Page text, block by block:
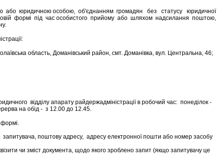
юридичною особою, об'єднанням громадян без статусу юридичної
формі під час особистого прийому або шляхом надсилання поштою,
область, Доманівський район, смт. Доманівка, вул. Центральна, 46;
відділу апарату райдержадміністрації в робочий час: понеділок -
на обід - з 12.00 до 12.45.
поштову адресу, адресу електронної пошти або номер засобу
чи зміст документа, щодо якого зроблено запит (якщо запитувачу це